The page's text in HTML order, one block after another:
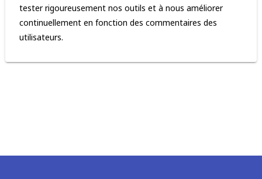
tester rigoureusement nos outils et à nous améliorer
continuellement en fonction des commentaires des
utilisateurs.